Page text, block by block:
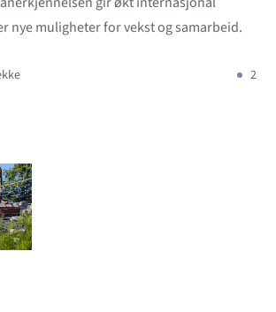
nye muligheter for vekst og samarbeid.
2